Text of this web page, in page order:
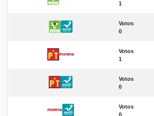
1
Votos
0
Votos
1
Votos
0
Votos
0